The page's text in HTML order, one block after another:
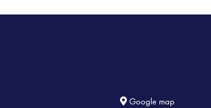
Google map